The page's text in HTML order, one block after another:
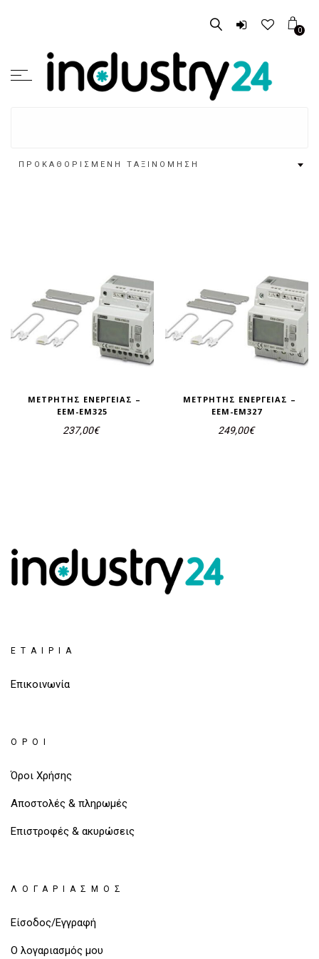
0
ΠΡΟΚΑΘΟΡΙΣΜΈΝΗ ΤΑΞΙΝΌΜΗΣΗ
ΜΕΤΡΗΤΉΣ ΕΝΈΡΓΕΙΑΣ –
EEM-EM325
237,00€
ΜΕΤΡΗΤΉΣ ΕΝΈΡΓΕΙΑΣ –
EEM-EM327
249,00€
ΕΤΑΙΡΊΑ
Επικοινωνία
ΌΡΟΙ
Όροι Χρήσης
Αποστολές & πληρωμές
Επιστροφές & ακυρώσεις
ΛΟΓΑΡΙΑΣΜΌΣ
Είσοδος/Εγγραφή
Ο λογαριασμός μου